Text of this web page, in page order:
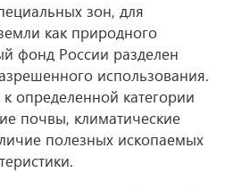
зон, для
как природного
фонд России разделен
использования.
определенной категории
почвы, климатические
полезных ископаемых